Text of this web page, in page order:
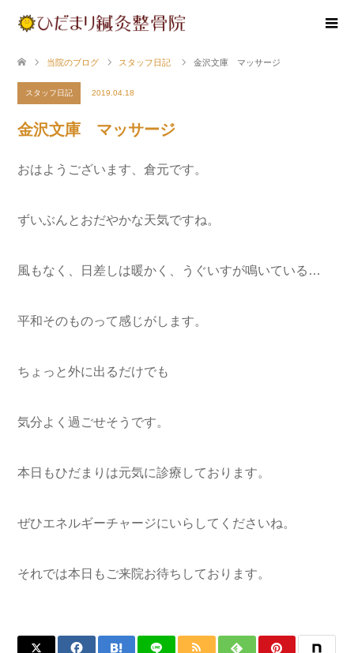
当院のブログ スタッフ日記 金沢文庫 マッサージ
スタッフ日記 2019.04.18
金沢文庫 マッサージ
おはようございます、倉元です。
ずいぶんとおだやかな天気ですね。
風もなく、日差しは暖かく、うぐいすが鳴いている…
平和そのものって感じがします。
ちょっと外に出るだけでも
気分よく過ごせそうです。
本日もひだまりは元気に診療しております。
ぜひエネルギーチャージにいらしてくださいね。
それでは本日もご来院お待ちしております。